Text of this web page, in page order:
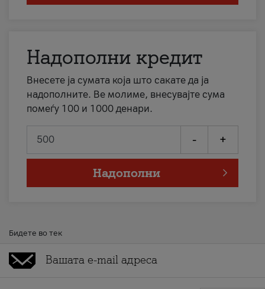
Надополни кредит
Внесете ја сумата која што сакате да ја
надополните. Ве молиме, внесувајте сума
помеѓу 100 и 1000 денари.
- +
Надополни
Бидете во тек